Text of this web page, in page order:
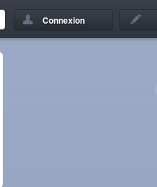
Connexion